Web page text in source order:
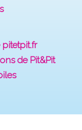
pitetpit.fr
de Pit&Pit